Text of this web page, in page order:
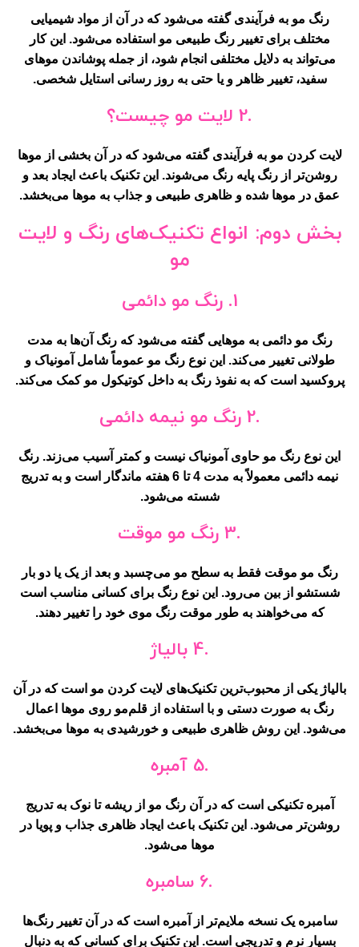
رنگ مو به فرآیندی گفته می‌شود که در آن از مواد شیمیایی
مختلف برای تغییر رنگ طبیعی مو استفاده می‌شود. این کار
می‌تواند به دلایل مختلفی انجام شود، از جمله پوشاندن موهای
سفید، تغییر ظاهر و یا حتی به روز رسانی استایل شخصی.
.2 لایت مو چیست؟
لایت کردن مو به فرآیندی گفته می‌شود که در آن بخشی از موها
روشن‌تر از رنگ پایه رنگ می‌شوند. این تکنیک باعث ایجاد بعد و
عمق در موها شده و ظاهری طبیعی و جذاب به موها می‌بخشد.
بخش دوم: انواع تکنیک‌های رنگ و لایت
مو
1. رنگ مو دائمی
رنگ مو دائمی به موهایی گفته می‌شود که رنگ آن‌ها به مدت
طولانی تغییر می‌کند. این نوع رنگ مو عموماً شامل آمونیاک و
پروکسید است که به نفوذ رنگ به داخل کوتیکول مو کمک می‌کند.
.2 رنگ مو نیمه دائمی
این نوع رنگ مو حاوی آمونیاک نیست و کمتر آسیب می‌زند. رنگ
نیمه دائمی معمولاً به مدت 4 تا 6 هفته ماندگار است و به تدریج
شسته می‌شود.
.3 رنگ مو موقت
رنگ مو موقت فقط به سطح مو می‌چسبد و بعد از یک یا دو بار
شستشو از بین می‌رود. این نوع رنگ برای کسانی مناسب است
که می‌خواهند به طور موقت رنگ موی خود را تغییر دهند.
.4 بالیاژ
بالیاژ یکی از محبوب‌ترین تکنیک‌های لایت کردن مو است که در آن
رنگ به صورت دستی و با استفاده از قلم‌مو روی موها اعمال
می‌شود. این روش ظاهری طبیعی و خورشیدی به موها می‌بخشد.
.5 آمبره
آمبره تکنیکی است که در آن رنگ مو از ریشه تا نوک به تدریج
روشن‌تر می‌شود. این تکنیک باعث ایجاد ظاهری جذاب و پویا در
موها می‌شود.
.6 سامبره
سامبره یک نسخه ملایم‌تر از آمبره است که در آن تغییر رنگ‌ها
بسیار نرم و تدریجی است. این تکنیک برای کسانی که به دنبال